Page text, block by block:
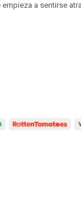
a sentirse